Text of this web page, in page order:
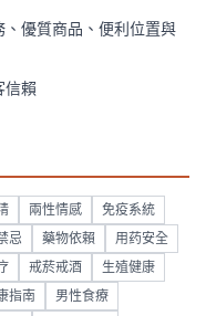
優質商品、便利位置與
信賴
兩性情感 免疫系統
忌 藥物依賴 用药安全
戒菸戒酒 生殖健康
指南 男性食療